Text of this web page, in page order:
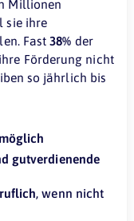
Millionen
sie ihre
Fast38% der
Förderung nicht
so jährlich bis
gutverdienende
, wenn nicht